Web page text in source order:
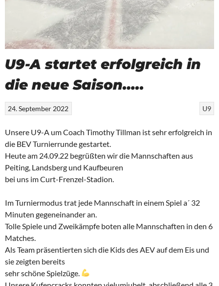
U9-A startet erfolgreich in
die neue Saison…..
U9
24. September 2022
Unsere U9-A um Coach Timothy Tillman ist sehr erfolgreich in
die BEV Turnierrunde gestartet.
Heute am 24.09.22 begrüßten wir die Mannschaften aus
Peiting, Landsberg und Kaufbeuren
bei uns im Curt-Frenzel-Stadion.
Im Turniermodus trat jede Mannschaft in einem Spiel a´ 32
Minuten gegeneinander an.
Tolle Spiele und Zweikämpfe boten alle Mannschaften in den 6
Matches.
Als Team präsentierten sich die Kids des AEV auf dem Eis und
sie zeigten bereits
sehr schöne Spielzüge.